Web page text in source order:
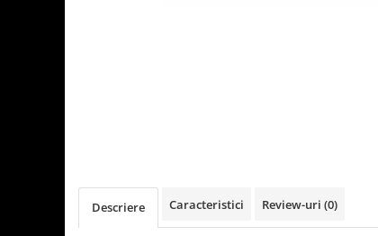
Descriere Caracteristici Review-uri (0)